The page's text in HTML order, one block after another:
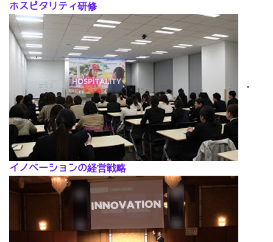
ホスピタリティ研修
･
イノベーションの経営戦略